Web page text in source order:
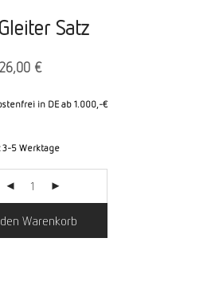
Satz
€
in DE ab 1.000,-€
3-5 Werktage
Warenkorb